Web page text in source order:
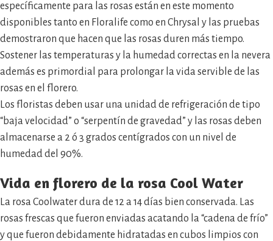
específicamente para las rosas están en este momento
disponibles tanto en Floralife como en Chrysal y las pruebas
demostraron que hacen que las rosas duren más tiempo.
Sostener las temperaturas y la humedad correctas en la nevera
además es primordial para prolongar la vida servible de las
rosas en el florero.
Los floristas deben usar una unidad de refrigeración de tipo
“baja velocidad” o “serpentín de gravedad” y las rosas deben
almacenarse a 2 ó 3 grados centígrados con un nivel de
humedad del 90%.
Vida en florero de la rosa Cool Water
La rosa Coolwater dura de 12 a 14 días bien conservada. Las
rosas frescas que fueron enviadas acatando la “cadena de frío”
y que fueron debidamente hidratadas en cubos limpios con